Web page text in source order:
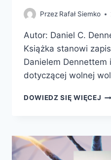
Przez Rafał Siemko
Autor: Daniel C.
Książka stanowi
Danielem Dennettem
dotyczącej wolnej
DOWIEDZ SIĘ WIĘCEJ
ZA